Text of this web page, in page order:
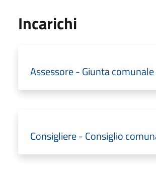
Incarichi
Assessore - Giunta comunale
Consigliere - Consiglio